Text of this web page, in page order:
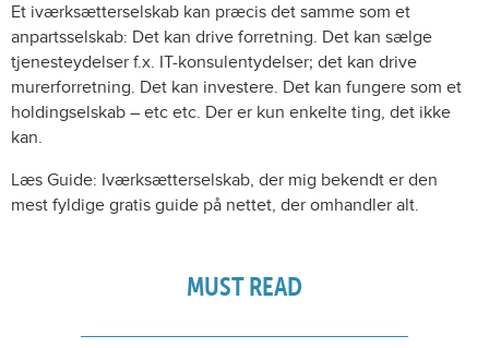
Et iværksætterselskab kan præcis det samme som et
anpartsselskab: Det kan drive forretning. Det kan sælge
tjenesteydelser f.x. IT-konsulentydelser; det kan drive
murerforretning. Det kan investere. Det kan fungere som et
holdingselskab – etc etc. Der er kun enkelte ting, det ikke
kan.
Læs Guide: Iværksætterselskab, der mig bekendt er den
mest fyldige gratis guide på nettet, der omhandler alt.
MUST READ